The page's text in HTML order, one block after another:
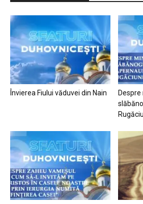
Învierea Fiului văduvei din Nain